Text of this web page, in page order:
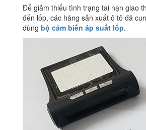
Để giảm thiểu tình trạng tai nạn giao
đến lốp, các hãng sản xuất ô tô đã
dùng bộ cảm biến áp suất lốp.